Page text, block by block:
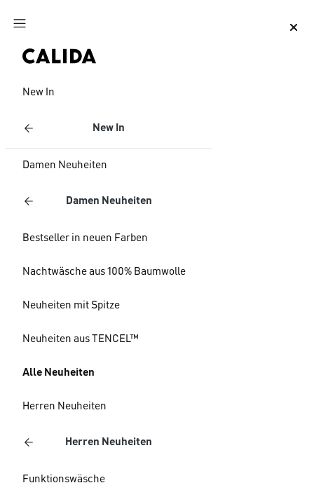
Zum Hauptinhalt springen
New In
New In
Damen Neuheiten
Damen Neuheiten
Bestseller in neuen Farben
Nachtwäsche aus 100% Baumwolle
Neuheiten mit Spitze
Neuheiten aus TENCEL™
Alle Neuheiten
Herren Neuheiten
Herren Neuheiten
Funktionswäsche